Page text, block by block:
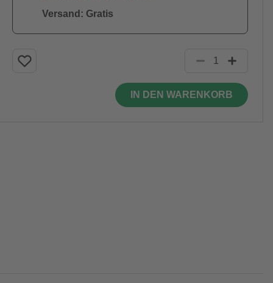
Versand: Gratis
IN DEN WARENKORB